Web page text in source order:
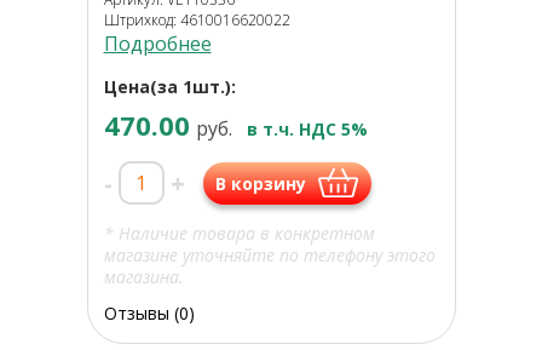
Штрихкод: 4610016620022
Подробнее
Цена(за 1шт.):
470.00 руб. в т.ч. НДС 5%
- + В корзину
* Наличие товара в конкретном
магазине уточняйте по телефону этого
магазина.
Отзывы (0)